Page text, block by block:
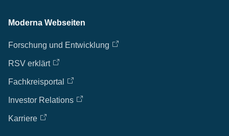
Moderna Webseiten
Forschung und Entwicklung
RSV erklärt
Fachkreisportal
Investor Relations
Karriere